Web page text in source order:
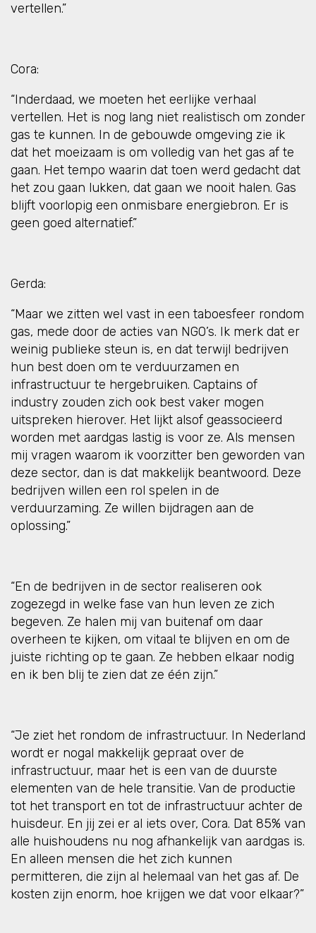
vertellen.”
Cora:
“Inderdaad, we moeten het eerlijke verhaal
vertellen. Het is nog lang niet realistisch om zonder
gas te kunnen. In de gebouwde omgeving zie ik
dat het moeizaam is om volledig van het gas af te
gaan. Het tempo waarin dat toen werd gedacht dat
het zou gaan lukken, dat gaan we nooit halen. Gas
blijft voorlopig een onmisbare energiebron. Er is
geen goed alternatief.”
Gerda:
“Maar we zitten wel vast in een taboesfeer rondom
gas, mede door de acties van NGO’s. Ik merk dat er
weinig publieke steun is, en dat terwijl bedrijven
hun best doen om te verduurzamen en
infrastructuur te hergebruiken. Captains of
industry zouden zich ook best vaker mogen
uitspreken hierover. Het lijkt alsof geassocieerd
worden met aardgas lastig is voor ze. Als mensen
mij vragen waarom ik voorzitter ben geworden van
deze sector, dan is dat makkelijk beantwoord. Deze
bedrijven willen een rol spelen in de
verduurzaming. Ze willen bijdragen aan de
oplossing.”
“En de bedrijven in de sector realiseren ook
zogezegd in welke fase van hun leven ze zich
begeven. Ze halen mij van buitenaf om daar
overheen te kijken, om vitaal te blijven en om de
juiste richting op te gaan. Ze hebben elkaar nodig
en ik ben blij te zien dat ze één zijn.”
“Je ziet het rondom de infrastructuur. In Nederland
wordt er nogal makkelijk gepraat over de
infrastructuur, maar het is een van de duurste
elementen van de hele transitie. Van de productie
tot het transport en tot de infrastructuur achter de
huisdeur. En jij zei er al iets over, Cora. Dat 85% van
alle huishoudens nu nog afhankelijk van aardgas is.
En alleen mensen die het zich kunnen
permitteren, die zijn al helemaal van het gas af. De
kosten zijn enorm, hoe krijgen we dat voor elkaar?”